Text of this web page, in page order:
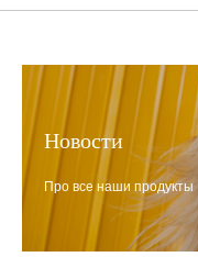
Новости
Про все наши продукты